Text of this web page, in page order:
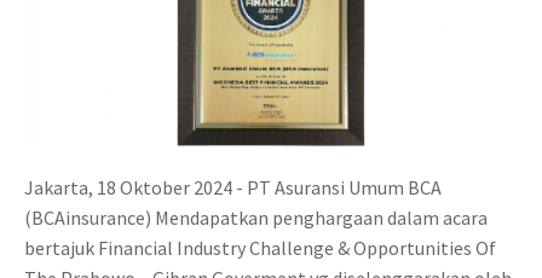
Jakarta, 18 Oktober 2024 - PT Asuransi Umum BCA
(BCAinsurance) Mendapatkan penghargaan dalam acara
bertajuk Financial Industry Challenge & Opportunities Of